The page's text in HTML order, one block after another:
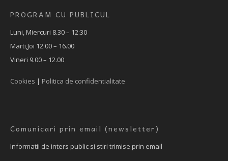
PROGRAM CU PUBLICUL
Luni, Miercuri 8.30 – 12:30
Marti,Joi 12.00 – 16.00
Vineri 9.00 – 12.00
Cookies | Politica de confidentialitate
Comunicari prin email (newsletter)
Informatii de inters public si stiri trimise prin email